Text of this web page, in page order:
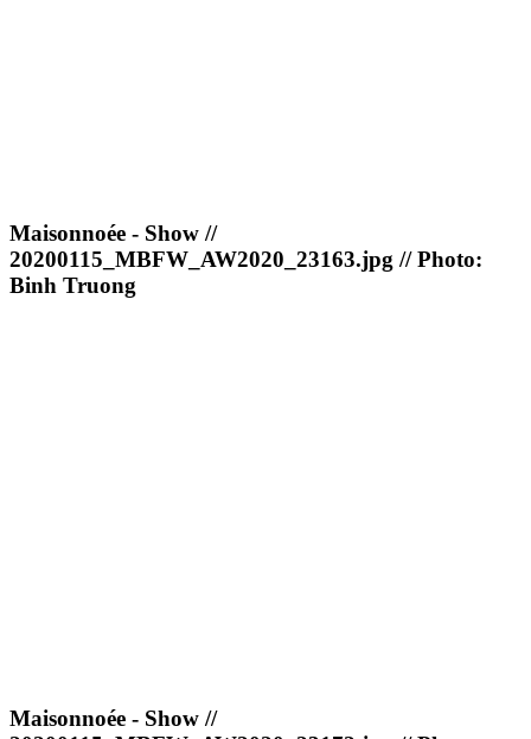
Maisonnoée - Show //
20200115_MBFW_AW2020_23163.jpg // Photo:
Binh Truong
Maisonnoée - Show //